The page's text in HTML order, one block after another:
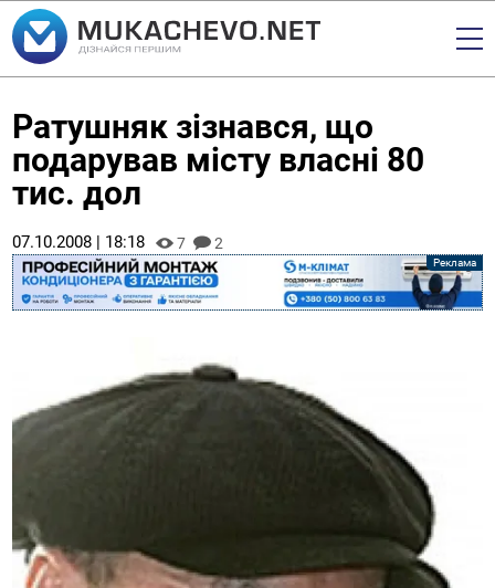
Ратушняк зізнався, що
подарував місту власні 80
тис. дол
07.10.2008 | 18:18 7 2